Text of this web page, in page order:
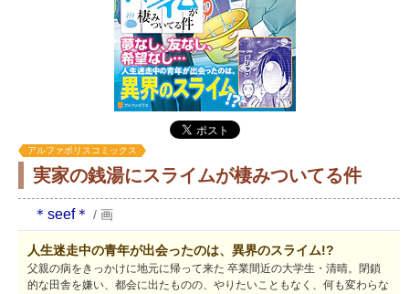
アルファポリスコミックス
実家の銭湯にスライムが棲みついてる件
＊seef＊ / 画
人生迷走中の青年が出会ったのは、異界のスライム!?
父親の病をきっかけに地元に帰って来た 卒業間近の大学生・清晴。閉鎖
的な田舎を嫌い、都会に出たものの、やりたいこともなく、何も変わらな